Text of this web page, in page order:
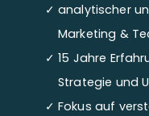
analytischer
Marketing &
15 Jahre
Strategie und
Fokus auf